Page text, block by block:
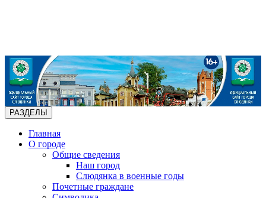
РАЗДЕЛЫ
Главная
О городе
Общие сведения
Наш город
Слюдянка в военные годы
Почетные граждане